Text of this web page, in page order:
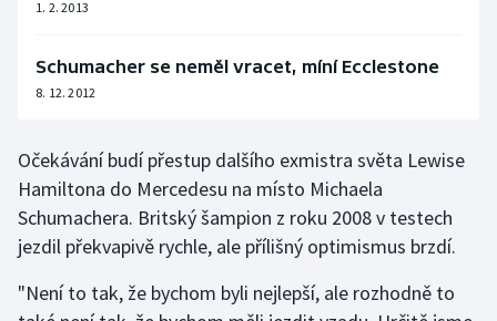
1. 2. 2013
Schumacher se neměl vracet, míní Ecclestone
8. 12. 2012
Očekávání budí přestup dalšího exmistra světa Lewise
Hamiltona do Mercedesu na místo Michaela
Schumachera. Britský šampion z roku 2008 v testech
jezdil překvapivě rychle, ale přílišný optimismus brzdí.
"Není to tak, že bychom byli nejlepší, ale rozhodně to